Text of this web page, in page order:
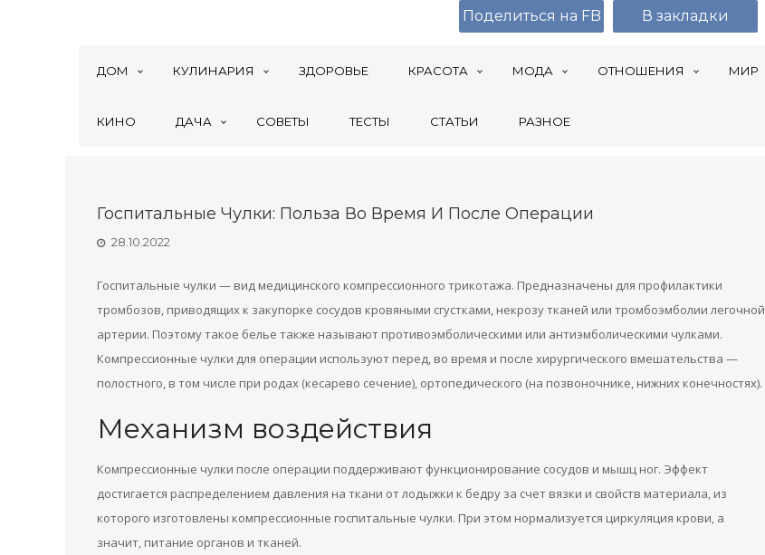
ДОМ КУЛИНАРИЯ ЗДОРОВЬЕ КРАСОТА МОДА ОТНОШЕНИЯ МИР
КИНО ДАЧА СОВЕТЫ ТЕСТЫ СТАТЬИ РАЗНОЕ
Госпитальные Чулки: Польза Во Время И После Операции
28.10.2022
Госпитальные чулки — вид медицинского компрессионного трикотажа. Предназначены для профилактики
тромбозов, приводящих к закупорке сосудов кровяными сгустками, некрозу тканей или тромбоэмболии легочной
артерии. Поэтому такое белье также называют противоэмболическими или антиэмболическими чулками.
Компрессионные чулки для операции используют перед, во время и после хирургического вмешательства —
полостного, в том числе при родах (кесарево сечение), ортопедического (на позвоночнике, нижних конечностях).
Механизм воздействия
Компрессионные чулки после операции поддерживают функционирование сосудов и мышц ног. Эффект
достигается распределением давления на ткани от лодыжки к бедру за счет вязки и свойств материала, из
которого изготовлены компрессионные госпитальные чулки. При этом нормализуется циркуляция крови, а
значит, питание органов и тканей.
Поделиться на FB В закладки